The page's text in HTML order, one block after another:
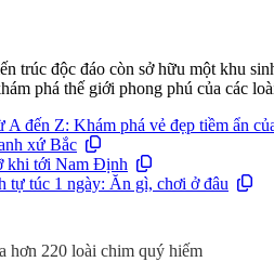
trúc độc đáo còn sở hữu một khu
phá thế giới phong phú của các
đến Z: Khám phá vẻ đẹp tiềm ẩn
xứ Bắc
khi tới Nam Định
túc 1 ngày: Ăn gì, chơi ở đâu
hơn 220 loài chim quý hiếm